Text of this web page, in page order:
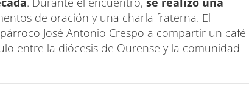
de oración y una charla fraterna. El
José Antonio Crespo a compartir un café
entre la diócesis de Ourense y la comunidad